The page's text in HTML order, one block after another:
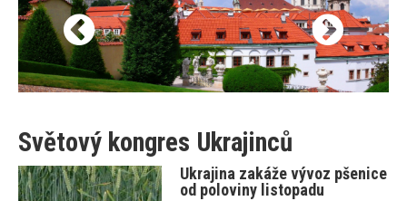
Světový kongres Ukrajinců
Ukrajina zakáže vývoz pšenice
od poloviny listopadu